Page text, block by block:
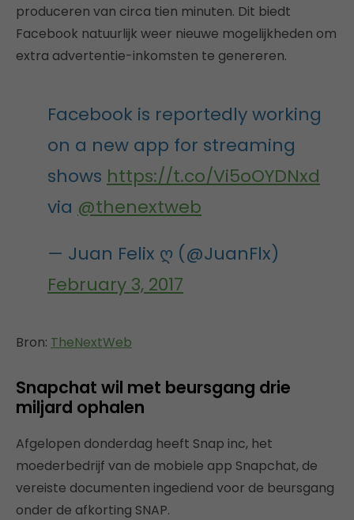
produceren van circa tien minuten. Dit biedt
Facebook natuurlijk weer nieuwe mogelijkheden om
extra advertentie-inkomsten te genereren.
Facebook is reportedly working
on a new app for streaming
shows https://t.co/Vi5oOYDNxd
via @thenextweb
— Juan Felix ღ (@JuanFlx)
February 3, 2017
Bron: TheNextWeb
Snapchat wil met beursgang drie
miljard ophalen
Afgelopen donderdag heeft Snap inc, het
moederbedrijf van de mobiele app Snapchat, de
vereiste documenten ingediend voor de beursgang
onder de afkorting SNAP.